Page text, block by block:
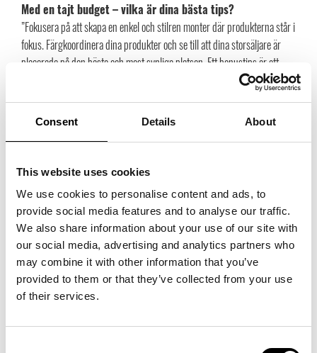
Consent Details About
This website uses cookies
We use cookies to personalise content and ads, to
provide social media features and to analyse our traffic.
We also share information about your use of our site with
our social media, advertising and analytics partners who
may combine it with other information that you’ve
provided to them or that they’ve collected from your use
of their services.
Med en tajt budget – vilka är dina bästa tips?
”Fokusera på att skapa en enkel och stilren monter där produkterna står i
fokus. Färgkoordinera dina produkter och se till att dina storsäljare är
placerade på den bästa och mest synliga platsen. Ett bonustips är att
addera lite växter och blommor för att göra montern mer levande och
välkomnande.”
Vilket misstag ser du att många gör med sin monter?
”Att utan eftertanke bara hänga eller lägga fram sina produkter. Det
svårt för kunden att få en överblick över produkterna.”
Är digitala skärmar och annan teknisk utrustning viktigt?
”Som säljare kan du ta hjälp av teknisk utrustning för att visa upp olika
lookbook-bilder eller olika sätt att styla produkterna för att inspirera
kunden. Det kan också vara ett bra verktyg för att förmedla varumärkets
känsla och utryck, men jag tycker inte att det kan ersätta de fysiska
produkterna. De flesta inköpare vill klämma och känna på produkterna